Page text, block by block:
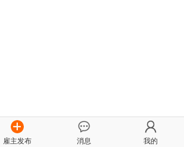
雇主发布 消息 我的